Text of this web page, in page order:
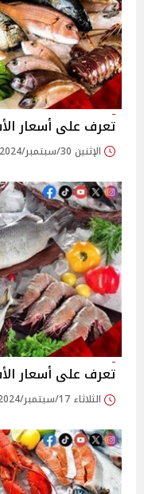
تعرف على أسعار
الإثنين 30/سبتمبر/2024 - 09:05 ص
تعرف على أسعار
الثلاثاء 17/سبتمبر/2024 - 07:27 ص